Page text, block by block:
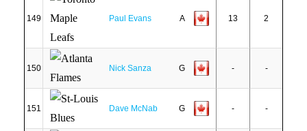
149 Paul Evans A 13 2
150 Nick Sanza G - -
151 Dave McNab G - -